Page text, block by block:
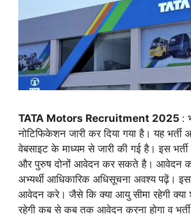
TATA Motors Recruitment 2025 :
नोटिफिकेशन जारी कर दिया गया है। यह भर्ती
वेबसाइट के माध्यम से जारी की गई है। इस भर्ती
और पुरुष दोनों आवेदन कर सकते है। आवेदन
अभ्यर्थी आधिकारिक अधिसूचना अवश्य पढ़ें।
आवेदन करे। जैसे कि क्या आयु सीमा रहेगी क्या
रहेगी कब से कब तक आवेदन करना होगा व